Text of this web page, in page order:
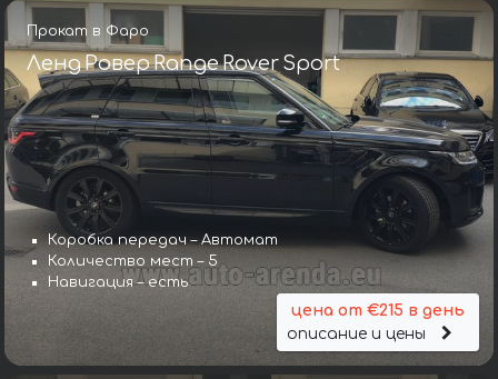
Прокат в Фаро
Ленд Ровер Range Rover Sport
Коробка передач – Автомат
Количество мест – 5
Навигация – есть
цена от €215 в день
описание и цены